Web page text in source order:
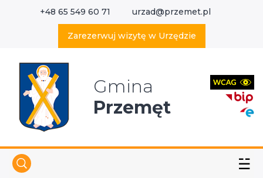
+48 65 549 60 71 urzad@przemet.pl
Zarezerwuj wizytę w Urzędzie
Gmina
Przemęt
☱
Wyszukaj w serwisie